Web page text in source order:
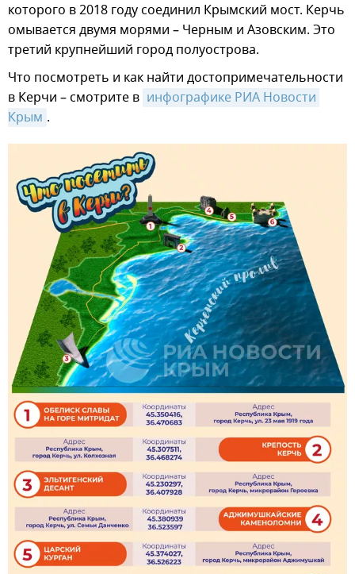
которого в 2018 году соединил Крымский мост. Керчь
омывается двумя морями – Черным и Азовским. Это
третий крупнейший город полуострова.
Что посмотреть и как найти достопримечательности
в Керчи – смотрите в инфографике РИА Новости
Крым .